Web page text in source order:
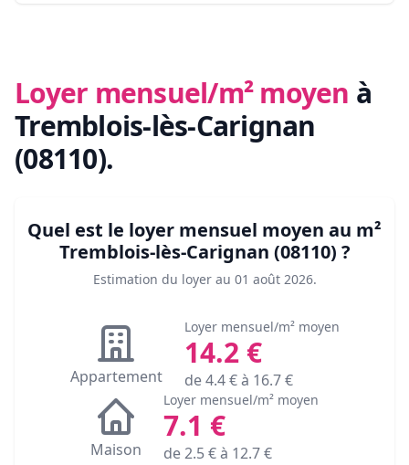
Loyer mensuel/m² moyen à
Tremblois-lès-Carignan
(08110).
Quel est le loyer mensuel moyen au m²
Tremblois-lès-Carignan (08110) ?
Estimation du loyer au 01 août 2026.
Appartement
Loyer mensuel/m² moyen
14.2€
de4.4€ à 16.7€
Maison
Loyer mensuel/m² moyen
7.1 €
de2.5€ à 12.7€